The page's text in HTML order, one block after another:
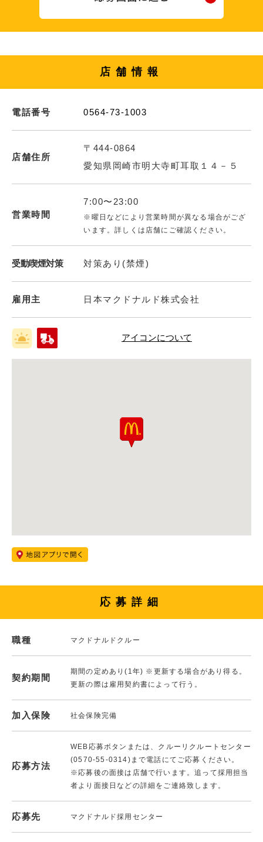
店舗情報
電話番号 0564-73-1003
店舗住所
〒444-0864
愛知県岡崎市明大寺町耳取１４－５
営業時間
7:00〜23:00
※曜日などにより営業時間が異なる場合がござ
います。詳しくは店舗にご確認ください。
受動喫煙対策 対策あり(禁煙)
雇用主 日本マクドナルド株式会社
アイコンについて
応募詳細
職種 マクドナルドクルー
契約期間
期間の定めあり(1年) ※更新する場合があり得る。
更新の際は雇用契約書によって行う。
加入保険 社会保険完備
応募方法
WEB応募ボタンまたは、クルーリクルートセンター
(0570-55-0314)まで電話にてご応募ください。
※応募後の面接は店舗で行います。追って採用担当
者より面接日などの詳細をご連絡致します。
応募先 マクドナルド採用センター